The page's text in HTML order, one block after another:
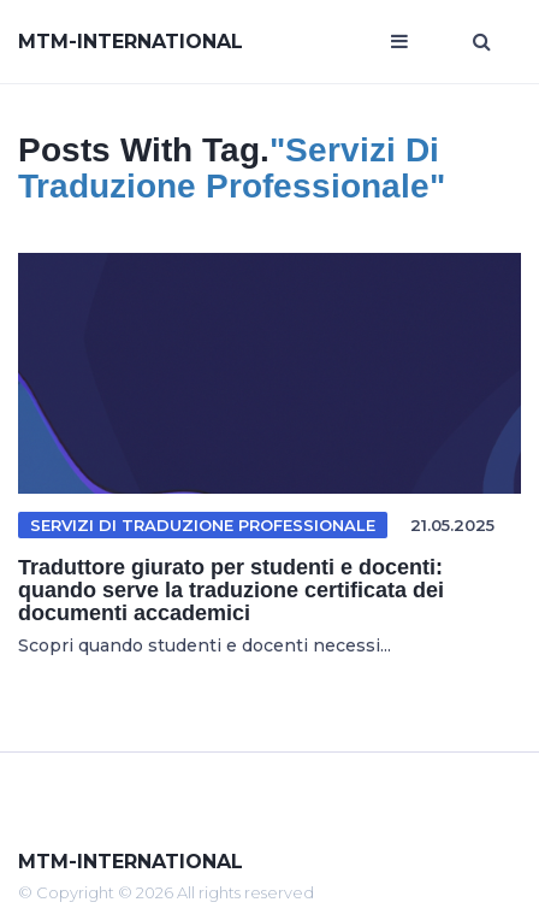
MTM-INTERNATIONAL
Posts With Tag."servizi Di
Traduzione Professionale"
SERVIZI DI TRADUZIONE PROFESSIONALE 21.05.2025
Traduttore giurato per studenti e docenti:
quando serve la traduzione certificata dei
documenti accademici
Scopri quando studenti e docenti necessi...
MTM-INTERNATIONAL
© Copyright © 2026 All rights reserved